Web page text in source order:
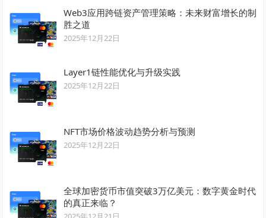
Web3应用跨链资产管理策略：未来财富增长的制
胜之道
2025年12月22日
Layer1链性能优化与升级实践
2025年12月22日
NFT市场价格波动趋势分析与预测
2025年12月22日
全球加密货币市值突破3万亿美元：数字黄金时代
的真正来临？